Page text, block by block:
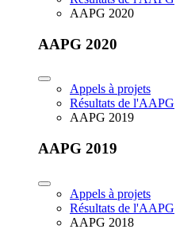
AAPG 2020
AAPG 2020
Appels à projets
Résultats de l'AAPG
AAPG 2019
AAPG 2019
Appels à projets
Résultats de l'AAPG
AAPG 2018